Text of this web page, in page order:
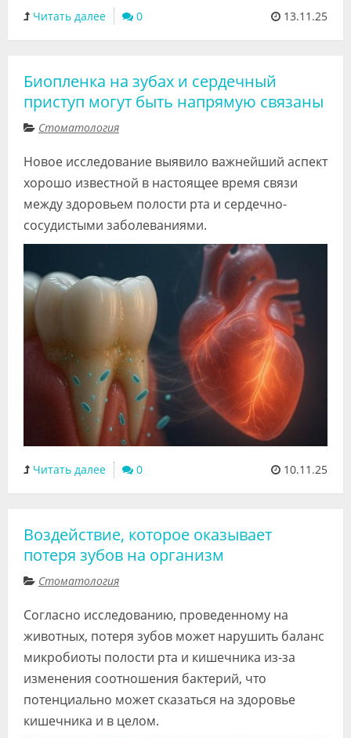
Читать далее 0 13.11.25
Биопленка на зубах и сердечный
приступ могут быть напрямую связаны
Стоматология
Новое исследование выявило важнейший аспект
хорошо известной в настоящее время связи
между здоровьем полости рта и сердечно-
сосудистыми заболеваниями.
Читать далее 0 10.11.25
Воздействие, которое оказывает
потеря зубов на организм
Стоматология
Согласно исследованию, проведенному на
животных, потеря зубов может нарушить баланс
микробиоты полости рта и кишечника из-за
изменения соотношения бактерий, что
потенциально может сказаться на здоровье
кишечника и в целом.